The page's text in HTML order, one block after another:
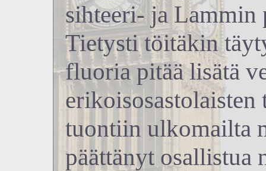
sihteeri- ja
Tietysti töitäkin
fluoria pitää lisätä
tuontiin ulkomailta
päättänyt